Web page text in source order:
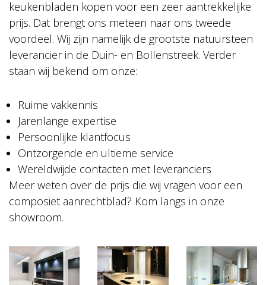
keukenbladen kopen voor een zeer aantrekkelijke
prijs. Dat brengt ons meteen naar ons tweede
voordeel. Wij zijn namelijk de grootste natuursteen
leverancier in de Duin- en Bollenstreek. Verder
staan wij bekend om onze:
Ruime vakkennis
Jarenlange expertise
Persoonlijke klantfocus
Ontzorgende en ultieme service
Wereldwijde contacten met leveranciers
Meer weten over de prijs die wij vragen voor een
composiet aanrechtblad? Kom langs in onze
showroom.